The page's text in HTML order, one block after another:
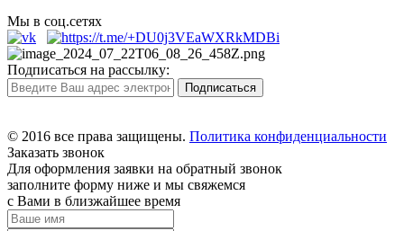
Мы в соц.сетях
Подписаться на рассылку:
© 2016 все права защищены. Политика конфиденциальности
Заказать звонок
Для оформления заявки на обратный звонок
заполните форму ниже и мы свяжемся
с Вами в близжайшее время